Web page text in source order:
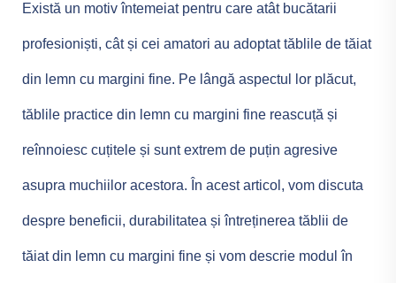
Există un motiv întemeiat pentru care atât bucătarii
profesioniști, cât și cei amatori au adoptat tăblile de tăiat
din lemn cu margini fine. Pe lângă aspectul lor plăcut,
tăblile practice din lemn cu margini fine reascuță și
reînnoiesc cuțitele și sunt extrem de puțin agresive
asupra muchiilor acestora. În acest articol, vom discuta
despre beneficii, durabilitatea și întreținerea tăblii de
tăiat din lemn cu margini fine și vom descrie modul în